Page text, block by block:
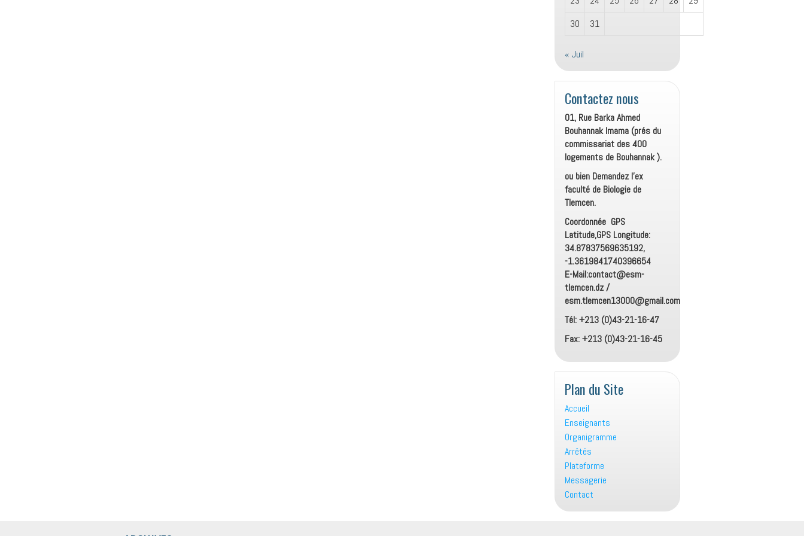
30
31
« Juil
Contactez nous
01, Rue Barka Ahmed
Bouhannak Imama (prés du
commissariat des 400
logements de Bouhannak ).
ou bien Demandez l’ex
faculté de Biologie de
Tlemcen.
Coordonnée GPS
Latitude,GPS Longitude:
34.87837569635192,
-1.3619841740396654
E-Mail:contact@esm-
tlemcen.dz /
esm.tlemcen13000@gmail.com
Tél: +213 (0)43-21-16-47
Fax: +213 (0)43-21-16-45
Plan du Site
Accueil
Enseignants
Organigramme
Arrêtés
Plateforme
Messagerie
Contact